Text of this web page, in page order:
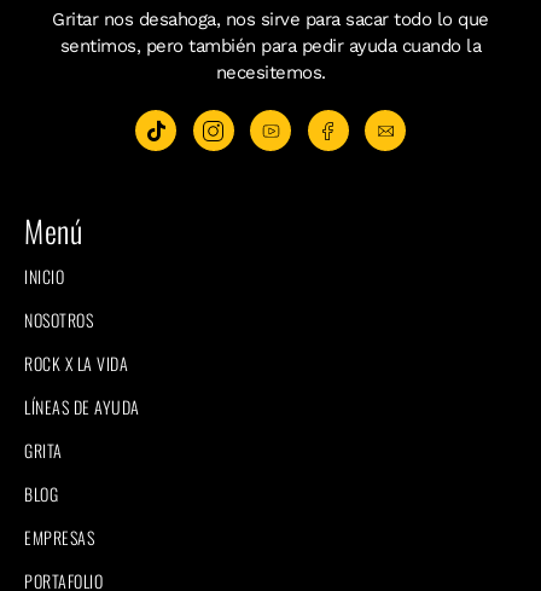
Gritar nos desahoga, nos sirve para sacar todo lo que
sentimos, pero también para pedir ayuda cuando la
necesitemos.
Menú
INICIO
NOSOTROS
ROCK X LA VIDA
LÍNEAS DE AYUDA
GRITA
BLOG
EMPRESAS
PORTAFOLIO